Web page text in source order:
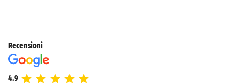
Recensioni
4.9